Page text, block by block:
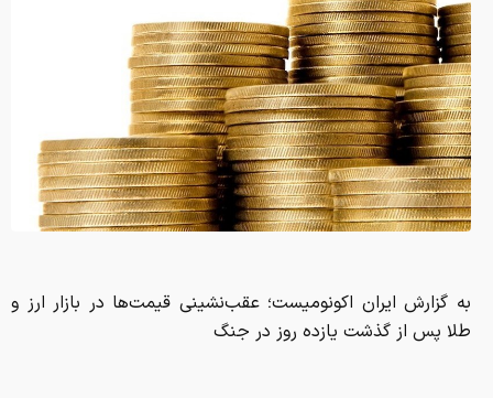
به گزارش ایران اکونومیست؛ عقب‌نشینی قیمت‌ها در بازار ارز و
طلا پس از گذشت یازده روز در جنگ